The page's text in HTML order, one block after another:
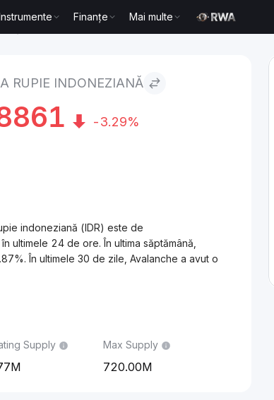
Finanțe Mai multe
RUPIE INDONEZIANĂ
-3.29%
indoneziană (IDR) este de
24 de ore. În ultima săptămână,
În ultimele 30 de zile, Avalanche a avut o
Supply Max Supply
720.00M